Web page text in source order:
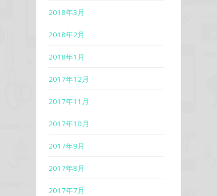
2018年3月
2018年2月
2018年1月
2017年12月
2017年11月
2017年10月
2017年9月
2017年8月
2017年7月